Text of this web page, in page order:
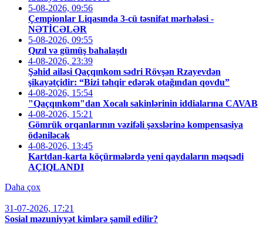
5-08-2026, 09:56
Çempionlar Liqasında 3-cü təsnifat mərhələsi -
NƏTİCƏLƏR
5-08-2026, 09:55
Qızıl və gümüş bahalaşdı
4-08-2026, 23:39
Şəhid ailəsi Qaçqınkom sədri Rövşən Rzayevdən
şikayətçidir: “Bizi təhqir edərək otağından qovdu”
4-08-2026, 15:54
"Qaçqınkom"dan Xocalı sakinlərinin iddialarına CAVAB
4-08-2026, 15:21
Gömrük orqanlarının vəzifəli şəxslərinə kompensasiya
ödəniləcək
4-08-2026, 13:45
Kartdan-karta köçürmələrdə yeni qaydaların məqsədi
AÇIQLANDI
Daha çox
31-07-2026, 17:21
Sosial məzuniyyət kimlərə şamil edilir?